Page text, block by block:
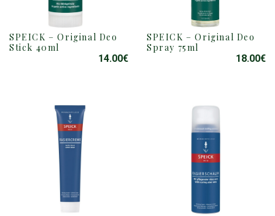
SPEICK – Original Deo
Stick 40ml
14.00€
SPEICK – Original Deo
Spray 75ml
18.00€